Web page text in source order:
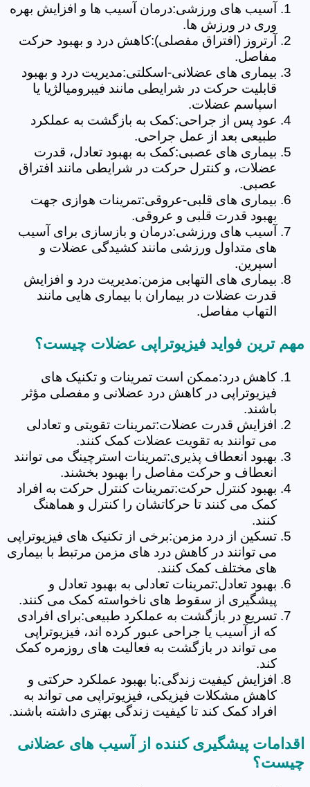
آسیب های ورزشی:درمان آسیب ها و افزایش بهره
وری در ورزش ها.
آرتروز (افتراق مفصلی):کاهش درد و بهبود حرکت
مفاصل.
بیماری های عضلانی-اسکلتی:مدیریت درد و بهبود
قابلیت حرکت در شرایطی مانند فیبرومیالژیا یا
اسپاسم عضلات.
عود پس از جراحی:کمک به بازگشت به عملکرد
طبیعی بعد از عمل جراحی.
بیماری های عصبی:کمک به بهبود تعادل، قدرت
عضلات، و کنترل حرکت در شرایطی مانند افتراق
عصبی.
بیماری های قلبی-عروقی:تمرینات هوازی جهت
بهبود قدرت قلبی و عروقی.
آسیب های ورزشی:درمان و بازسازی برای آسیب
های متداول ورزشی مانند کشیدگی عضلات و
اسپرین.
بیماری های التهابی مزمن:مدیریت درد و افزایش
قدرت عضلات در بیماران با بیماری هایی مانند
التهاب مفاصل.
مهم ترین فواید فیزیوتراپی عضلات چیست؟
کاهش درد:ممکن است تمرینات و تکنیک های
فیزیوتراپی در کاهش درد عضلانی و مفصلی مؤثر
باشند.
افزایش قدرت عضلات:تمرینات تقویتی و تعادلی
می توانند به تقویت عضلات کمک کنند.
بهبود انعطاف پذیری:تمرینات استرچینگ می توانند
انعطاف و حرکت مفاصل را بهبود بخشند.
بهبود کنترل حرکت:تمرینات کنترل حرکت به افراد
کمک می کنند تا حرکاتشان را کنترل و هماهنگ
کنند.
تسکین از درد مزمن:برخی از تکنیک های فیزیوتراپی
می توانند در کاهش درد های مزمن مرتبط با بیماری
های مختلف کمک کنند.
بهبود تعادل:تمرینات تعادلی به بهبود تعادل و
پیشگیری از سقوط های ناخواسته کمک می کنند.
تسریع در بازگشت به عملکرد طبیعی:برای افرادی
که از آسیب یا جراحی عبور کرده اند، فیزیوتراپی
می تواند در بازگشت به فعالیت های روزمره کمک
کند.
افزایش کیفیت زندگی:با بهبود عملکرد حرکتی و
کاهش مشکلات فیزیکی، فیزیوتراپی می تواند به
افراد کمک کند تا کیفیت زندگی بهتری داشته باشند.
اقدامات پیشگیری کننده از آسیب های عضلانی
چیست؟